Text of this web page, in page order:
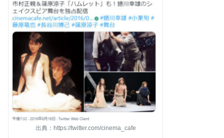
出典：https://twitter.com/cinema_cafe